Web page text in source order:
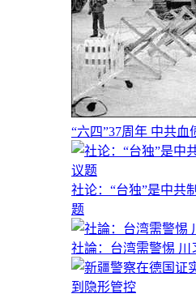
“六四”37周年 中共血
社论：“台独”是中共
题
社論：台湾需警惕 川